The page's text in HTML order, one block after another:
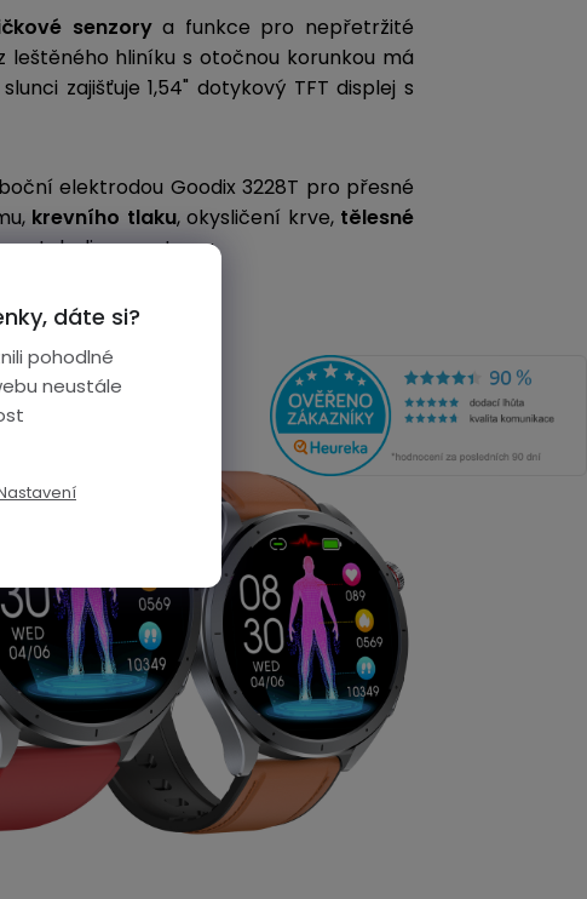
dáte si?
pohodlné
neustále
senzorya funkce pro nepřetržité
leštěného hliníku s otočnou korunkou má
zajišťuje 1,54" dotykový TFT displej s
elektrodou Goodix 3228T pro přesné
krevního tlaku, okysličení krve, tělesné
a stresu.